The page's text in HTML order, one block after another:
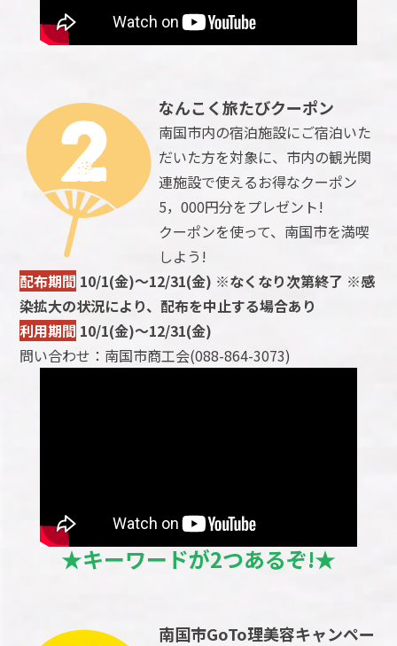
なんこく旅たびクーポン
南国市内の宿泊施設にご宿泊いた
だいた方を対象に、市内の観光関
連施設で使えるお得なクーポン
5，000円分をプレゼント!
クーポンを使って、南国市を満喫
しよう!
配布期間 10/1(金)～12/31(金) ※なくなり次第終了 ※感
染拡大の状況により、配布を中止する場合あり
利用期間 10/1(金)～12/31(金)
問い合わせ：南国市商工会(088-864-3073)
★キーワードが2つあるぞ!★
南国市GoTo理美容キャンペー